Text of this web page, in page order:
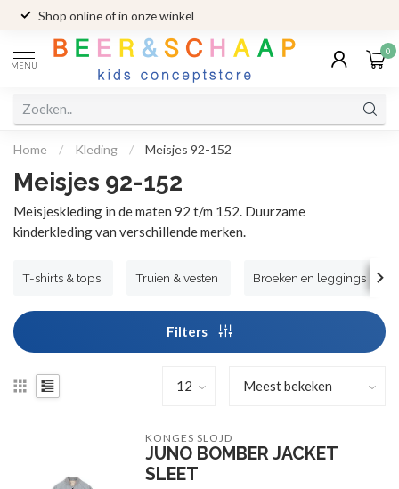
Shop online of in onze winkel
MENU
0
Home / Kleding / Meisjes 92-152
Meisjes 92-152
Meisjeskleding in de maten 92 t/m 152. Duurzame
kinderkleding van verschillende merken.
T-shirts & tops Truien & vesten Broeken en leggings
Filters
KONGES SLOJD
JUNO BOMBER JACKET
SLEET